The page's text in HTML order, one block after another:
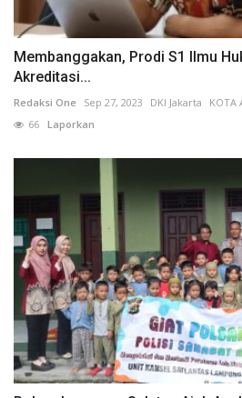
Membanggakan, Prodi S1 Ilmu
Akreditasi...
Redaksi One Sep 27, 2023 DKI Jakarta KOTA
66 Laporkan